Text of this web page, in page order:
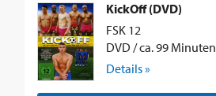
KickOff (DVD)
FSK 12
DVD / ca. 99 Minuten
Details »